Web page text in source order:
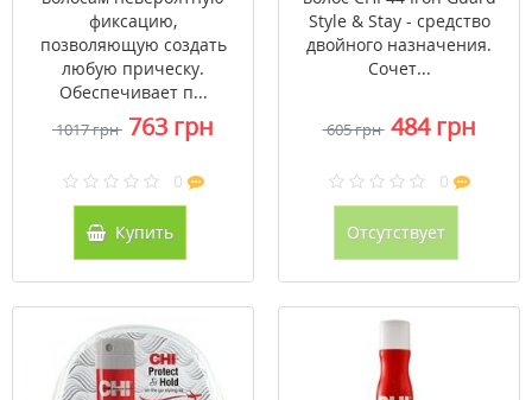
фиксацию,
позволяющую создать
любую прическу.
Обеспечивает п...
1017 грн 763 грн
0
Купить
Style & Stay - средство
двойного назначения.
Сочет...
605 грн 484 грн
0
Отсутствует